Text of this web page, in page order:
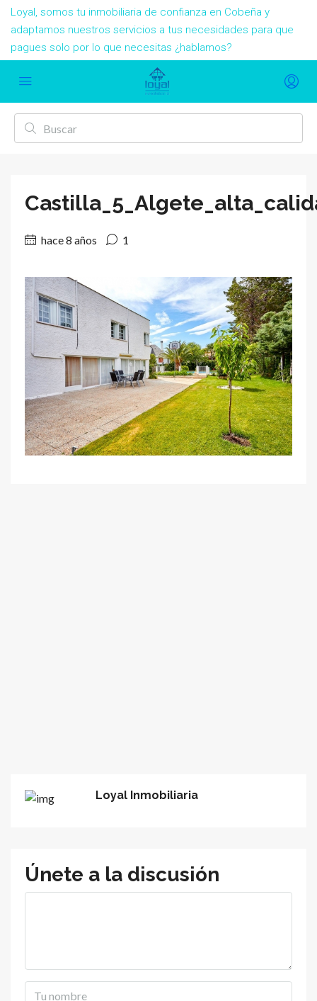
Loyal, somos tu inmobiliaria de confianza en Cobeña y
adaptamos nuestros servicios a tus necesidades para que
pagues solo por lo que necesitas ¿hablamos?
hace 8 años 1
Loyal Inmobiliaria
Únete a la discusión